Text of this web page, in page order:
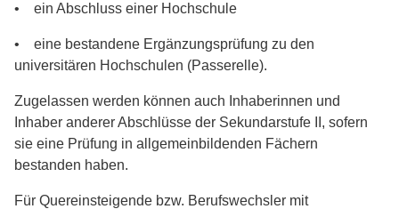
• ein Abschluss einer Hochschule
• eine bestandene Ergänzungsprüfung zu den
universitären Hochschulen (Passerelle).
Zugelassen werden können auch Inhaberinnen und
Inhaber anderer Abschlüsse der Sekundarstufe II, sofern
sie eine Prüfung in allgemeinbildenden Fächern
bestanden haben.
Für Quereinsteigende bzw. Berufswechsler mit